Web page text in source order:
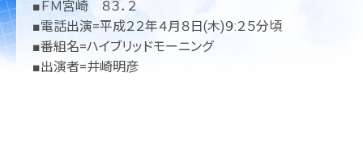
■ＦＭ宮崎 ８３．２
■電話出演=平成２２年４月８日(木)９:２５分頃
■番組名=ハイブリッドモーニング
■出演者=井崎明彦